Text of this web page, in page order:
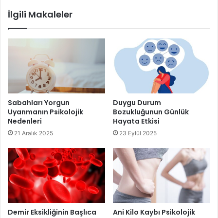
İlgili Makaleler
Sabahları Yorgun
Uyanmanın Psikolojik
Nedenleri
21 Aralık 2025
Duygu Durum
Bozukluğunun Günlük
Hayata Etkisi
23 Eylül 2025
Demir Eksikliğinin Başlıca
Ani Kilo Kaybı Psikolojik